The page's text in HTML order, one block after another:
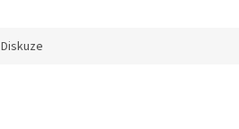
Diskuze